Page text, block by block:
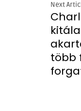
Next
több